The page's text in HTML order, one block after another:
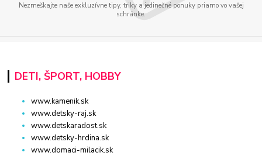
Nezmeškajte naše exkluzívne tipy, triky a jedinečné ponuky priamo vo vašej
schránke.
DETI, ŠPORT, HOBBY
www.kamenik.sk
www.detsky-raj.sk
www.detskaradost.sk
www.detsky-hrdina.sk
www.domaci-milacik.sk